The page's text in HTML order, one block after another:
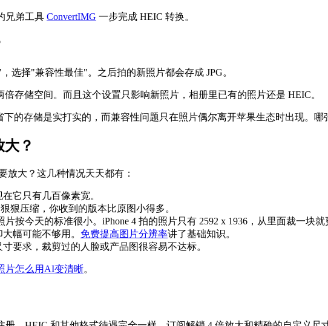
兄弟工具 ConvertIMG 一步完成 HEIC 转换。
选择"兼容性最佳"。之后拍的新照片都会存成 JPG。
存储空间。而且这个设置只影响新照片，相册里已有的照片还是 HEIC。
的存储是实打实的，而兼容性问题只在照片偶尔离开苹果生态时出现。
？
放大？这几种情况天天都有：
它只有几百像素宽。
狠压缩，你收到的版本比原图小得多。
片按今天的标准很小。iPhone 4 拍的照片只有 2592 x 1936，从里面裁一块就
幅可能不够用。 免费提高图片分辨率讲了基础知识。
要求，裁剪过的人脸或产品图很容易不达标。
片怎么用AI变清晰。